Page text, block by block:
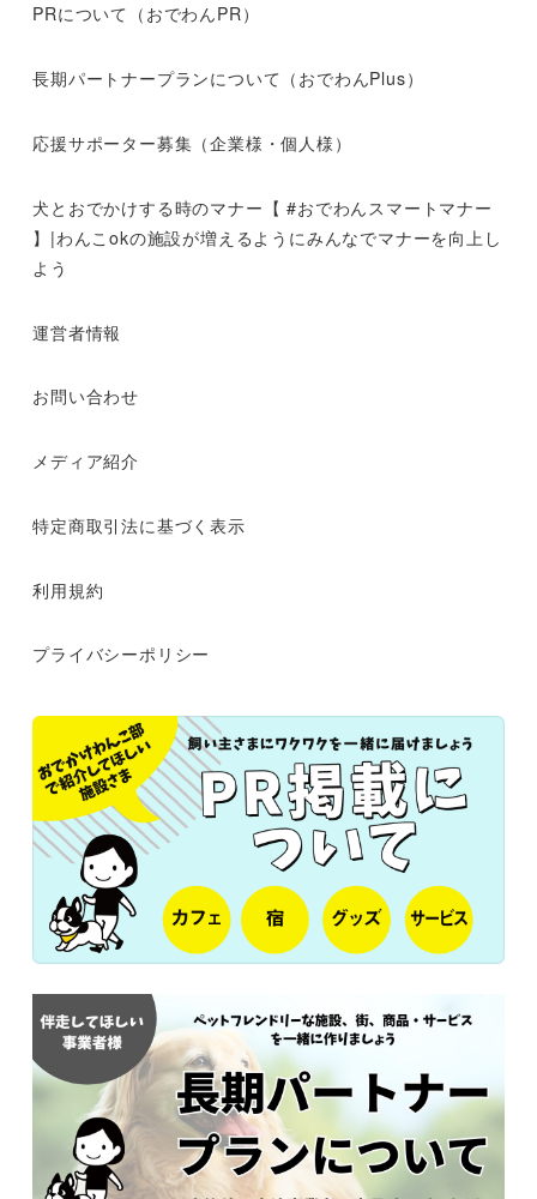
PRについて（おでわんPR）
長期パートナープランについて（おでわんPlus）
応援サポーター募集（企業様・個人様）
犬とおでかけする時のマナー【 #おでわんスマートマナー
】|わんこokの施設が増えるようにみんなでマナーを向上し
よう
運営者情報
お問い合わせ
メディア紹介
特定商取引法に基づく表示
利用規約
プライバシーポリシー